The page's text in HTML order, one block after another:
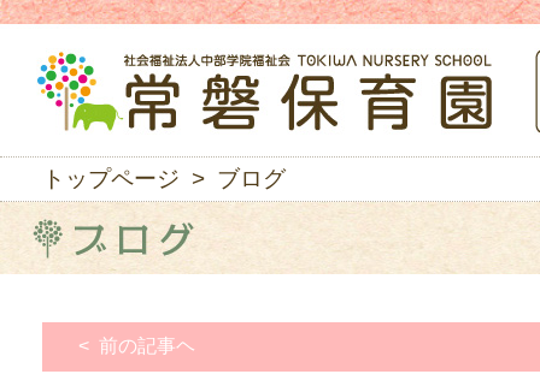
トップページ > ブログ
< 前の記事ヘ